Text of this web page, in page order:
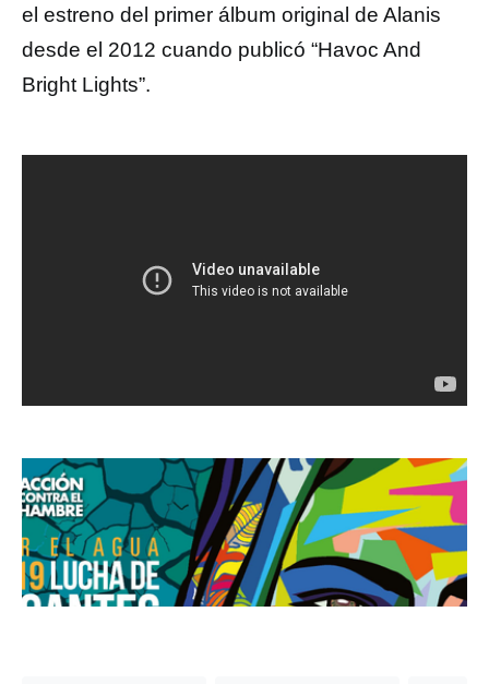
el estreno del primer álbum original de Alanis
desde el 2012 cuando publicó “Havoc And
Bright Lights”.